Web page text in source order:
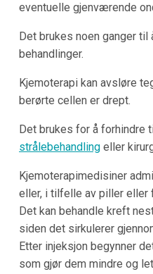
eventuelle gjenværende
Det brukes noen ganger
behandlinger.
Kjemoterapi kan avsløre
berørte cellen er drept.
Det brukes for å forhindre
strålebehandlingeller
Kjemoterapimedisiner
eller, i tilfelle av piller eller
Det kan behandle kreft
siden det sirkulerer
Etter injeksjon begynner
som gjør dem mindre og